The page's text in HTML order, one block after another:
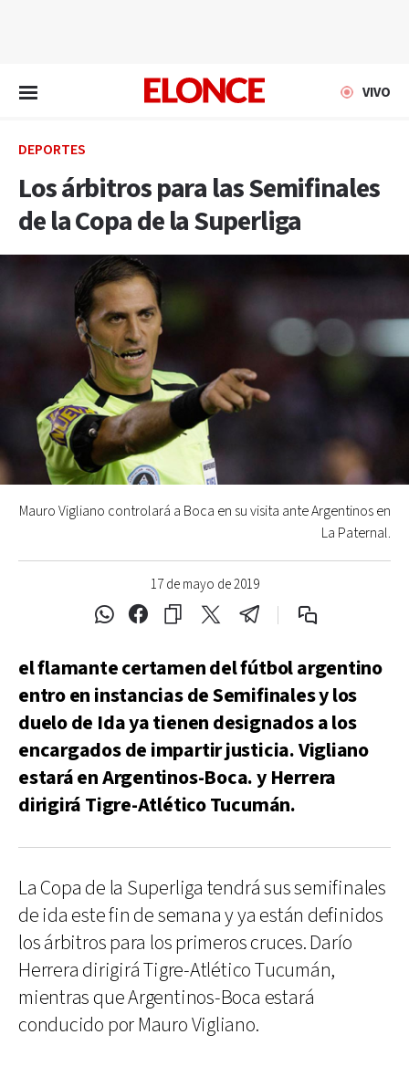
VIVO
DEPORTES
Los árbitros para las Semifinales
de la Copa de la Superliga
17 de mayo de 2019
Mauro Vigliano controlará a Boca en su visita ante Argentinos en
La Paternal.
el flamante certamen del fútbol argentino
entro en instancias de Semifinales y los
duelo de Ida ya tienen designados a los
encargados de impartir justicia. Vigliano
estará en Argentinos-Boca. y Herrera
dirigirá Tigre-Atlético Tucumán.
La Copa de la Superliga tendrá sus semifinales
de ida este fin de semana y ya están definidos
los árbitros para los primeros cruces. Darío
Herrera dirigirá Tigre-Atlético Tucumán,
mientras que Argentinos-Boca estará
conducido por Mauro Vigliano.